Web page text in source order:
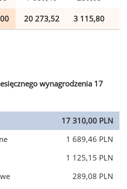
20 273,52 3 115,80
wynagrodzenia 17
17 310,00 PLN
1 689,46 PLN
1 125,15 PLN
289,08 PLN